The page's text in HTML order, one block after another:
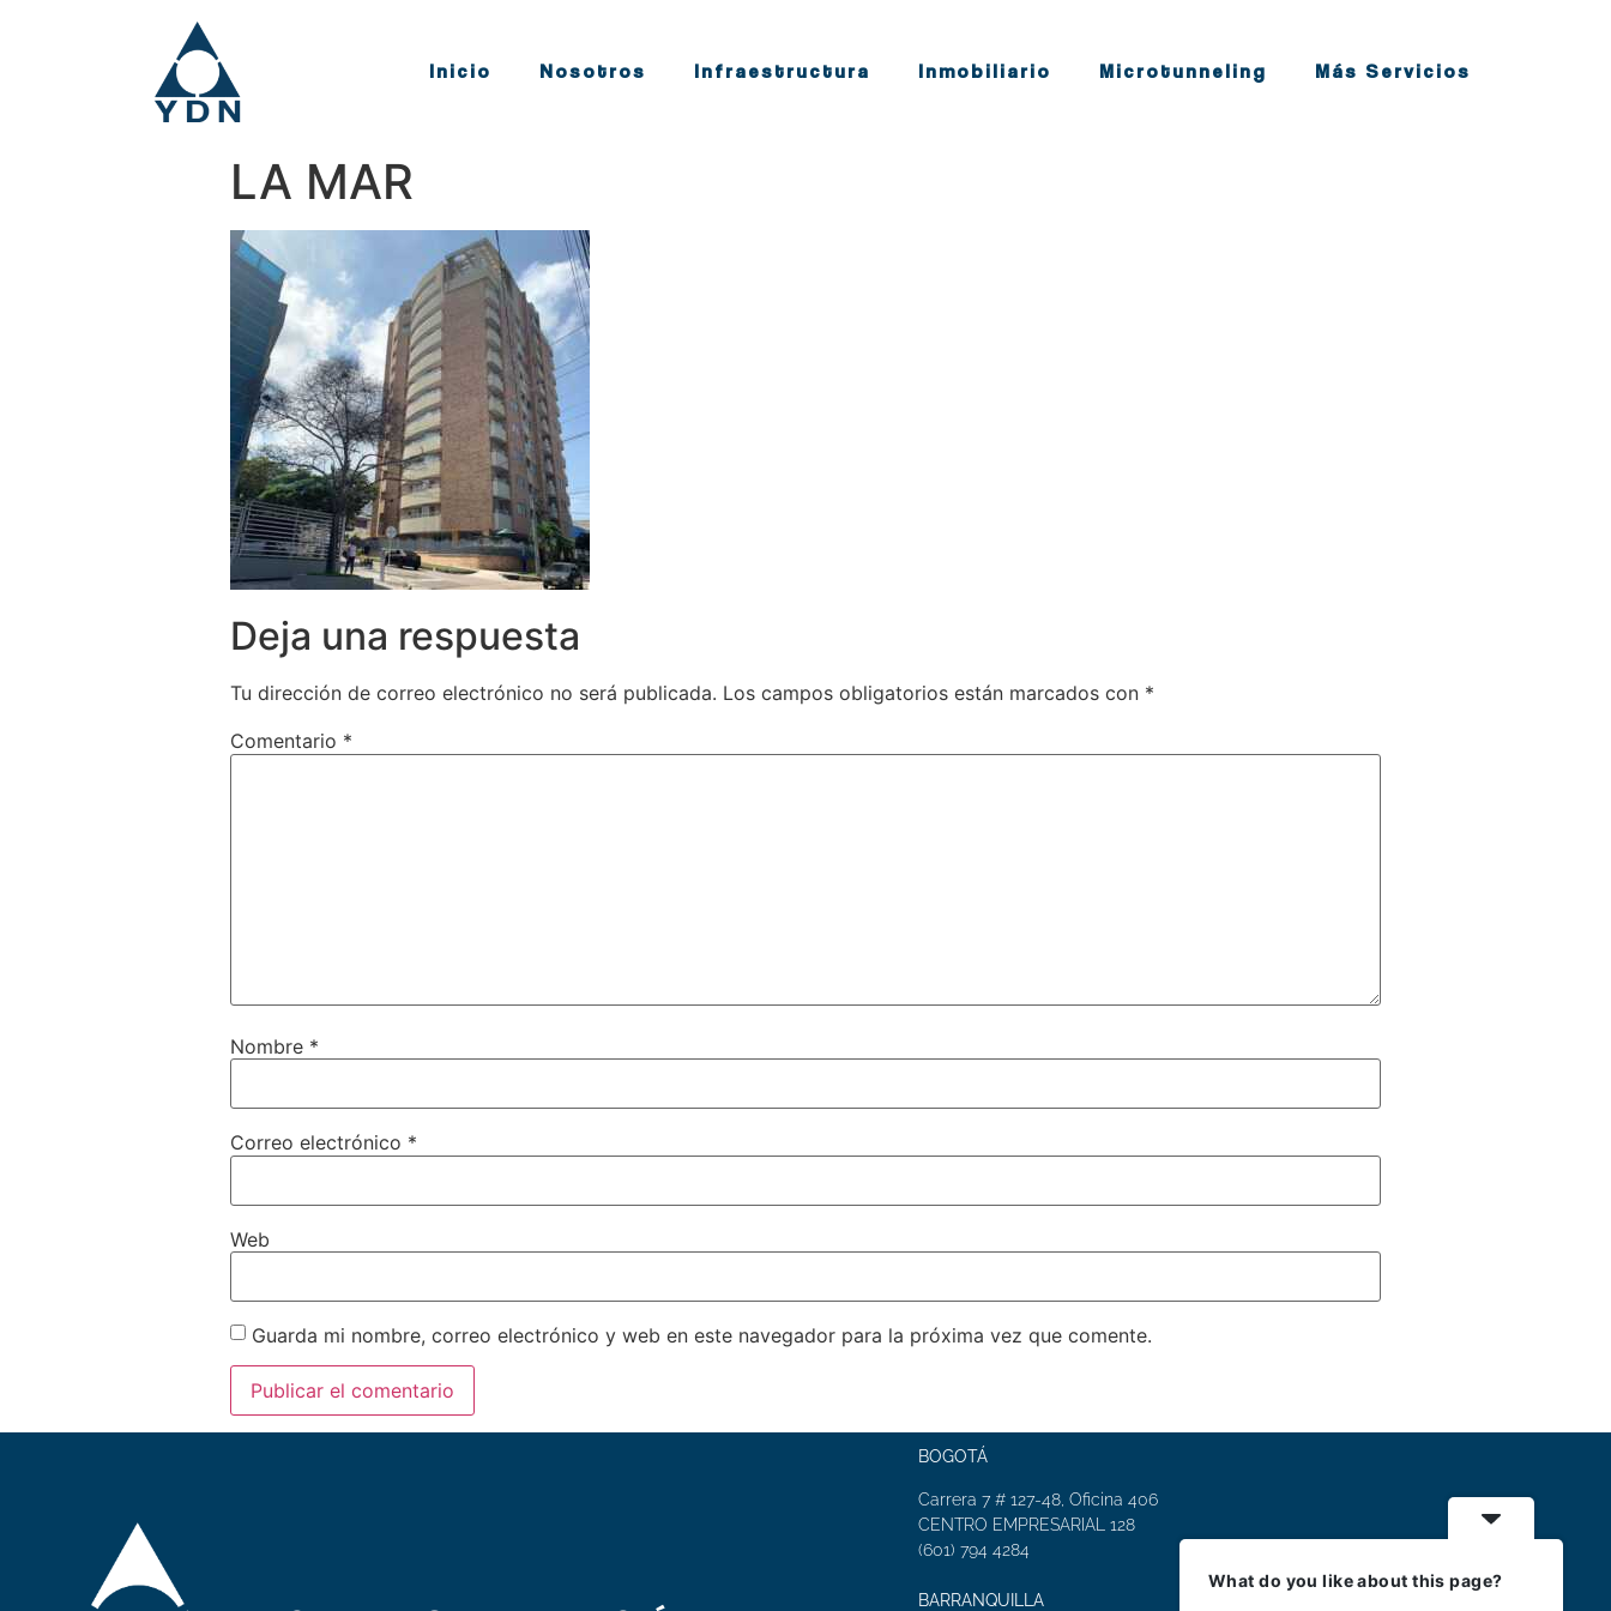
Inicio Nosotros Infraestructura Inmobiliario Microtunneling Más Servicios
LA MAR
Deja una respuesta
Tu dirección de correo electrónico no será publicada. Los campos obligatorios están marcados con *
Comentario *
Nombre *
Correo electrónico *
Web
Guarda mi nombre, correo electrónico y web en este navegador para la próxima vez que comente.
BOGOTÁ
Carrera 7 # 127-48, Oficina 406
CENTRO EMPRESARIAL 128
(601) 794 4284
BARRANQUILLA
What do you like about this page?